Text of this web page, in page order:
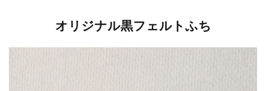
オリジナル黒フェルトふち